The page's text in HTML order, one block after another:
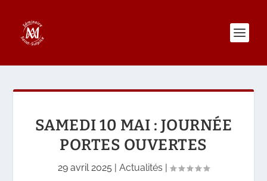
SAMEDI 10 MAI : JOURNÉE
PORTES OUVERTES
29 avril 2025 | Actualités |